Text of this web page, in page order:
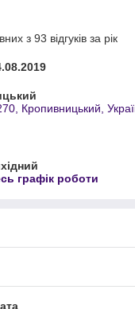
з 93 відгуків за рік
Кропивницький,
графік роботи